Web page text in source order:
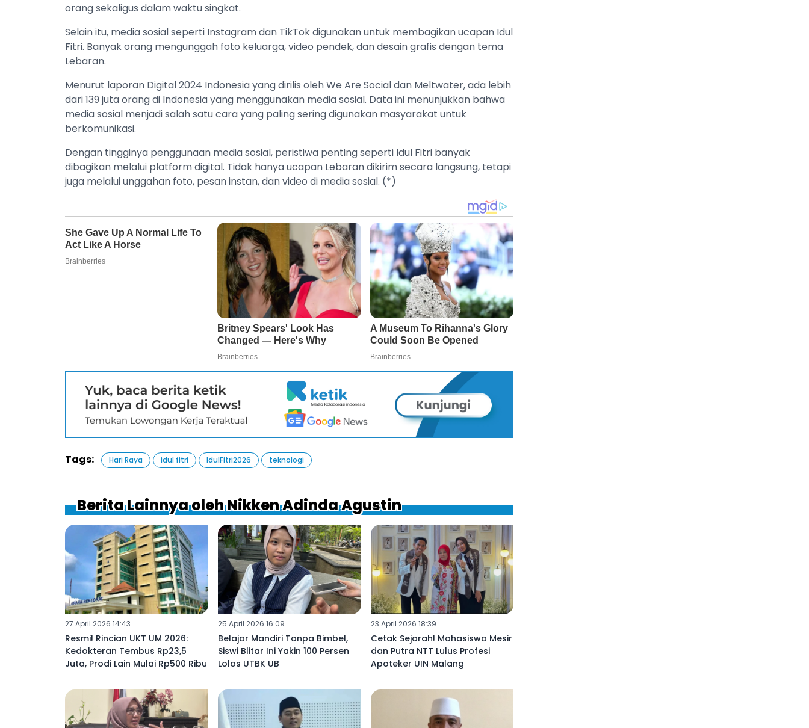
orang sekaligus dalam waktu singkat.
Selain itu, media sosial seperti Instagram dan TikTok digunakan untuk membagikan ucapan Idul
Fitri. Banyak orang mengunggah foto keluarga, video pendek, dan desain grafis dengan tema
Lebaran.
Menurut laporan Digital 2024 Indonesia yang dirilis oleh We Are Social dan Meltwater, ada lebih
dari 139 juta orang di Indonesia yang menggunakan media sosial. Data ini menunjukkan bahwa
media sosial menjadi salah satu cara yang paling sering digunakan masyarakat untuk
berkomunikasi.
Dengan tingginya penggunaan media sosial, peristiwa penting seperti Idul Fitri banyak
dibagikan melalui platform digital. Tidak hanya ucapan Lebaran dikirim secara langsung, tetapi
juga melalui unggahan foto, pesan instan, dan video di media sosial. (*)
Tags: Hari Raya idul fitri IdulFitri2026 teknologi
Berita Lainnya oleh Nikken Adinda Agustin
27 April 2026 14:43
Resmi! Rincian UKT UM 2026:
Kedokteran Tembus Rp23,5
Juta, Prodi Lain Mulai Rp500 Ribu
25 April 2026 16:09
Belajar Mandiri Tanpa Bimbel,
Siswi Blitar Ini Yakin 100 Persen
Lolos UTBK UB
23 April 2026 18:39
Cetak Sejarah! Mahasiswa Mesir
dan Putra NTT Lulus Profesi
Apoteker UIN Malang